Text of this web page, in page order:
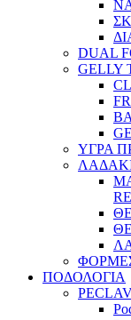
DUAL
GELLY
ΥΓΡΑ
ΠΟΔΟΛΟΓΙΑ